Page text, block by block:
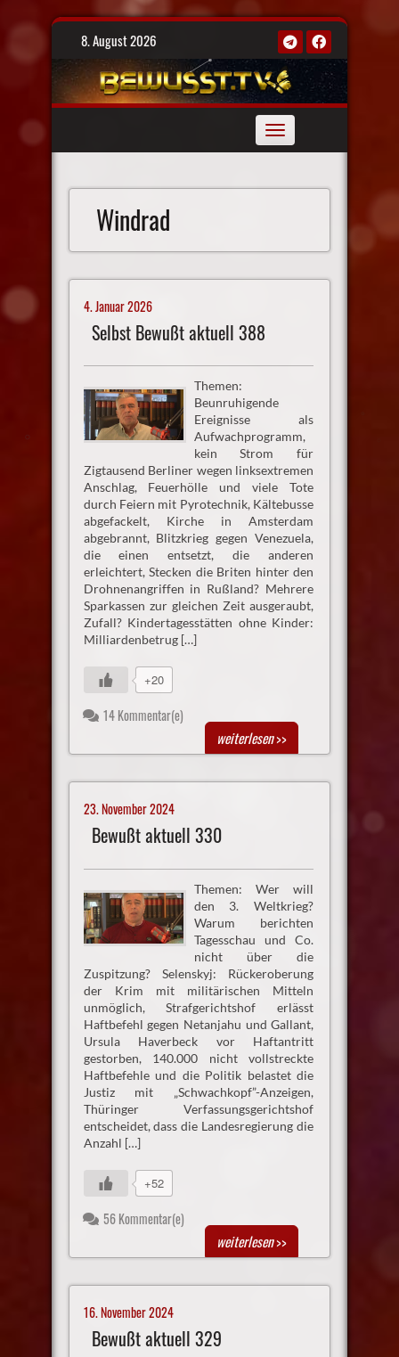
Skip
8. August 2026
Toggle
navigation
Windrad
4. Januar 2026
Selbst Bewußt aktuell 388
Themen:
Beunruhigende
Ereignisse als
Aufwachprogramm,
kein Strom für
Zigtausend Berliner wegen linksextremen
Anschlag, Feuerhölle und viele Tote
durch Feiern mit Pyrotechnik, Kältebusse
abgefackelt, Kirche in Amsterdam
abgebrannt, Blitzkrieg gegen Venezuela,
die einen entsetzt, die anderen
erleichtert, Stecken die Briten hinter den
Drohnenangriffen in Rußland? Mehrere
Sparkassen zur gleichen Zeit ausgeraubt,
Zufall? Kindertagesstätten ohne Kinder:
Milliardenbetrug […]
+20
14 Kommentar(e)
weiterlesen>>
23. November 2024
Bewußt aktuell 330
Themen: Wer will
den 3. Weltkrieg?
Warum berichten
Tagesschau und Co.
nicht über die
Zuspitzung? Selenskyj: Rückeroberung
der Krim mit militärischen Mitteln
unmöglich, Strafgerichtshof erlässt
Haftbefehl gegen Netanjahu und Gallant,
Ursula Haverbeck vor Haftantritt
gestorben, 140.000 nicht vollstreckte
Haftbefehle und die Politik belastet die
Justiz mit „Schwachkopf”-Anzeigen,
Thüringer Verfassungsgerichtshof
entscheidet, dass die Landesregierung die
Anzahl […]
+52
56 Kommentar(e)
weiterlesen>>
16. November 2024
Bewußt aktuell 329